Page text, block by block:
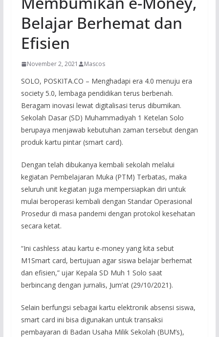
Belajar Berhemat dan
Efisien
November 2, 2021 Mascos
SOLO, POSKITA.CO – Menghadapi era 4.0 menuju era
society 5.0, lembaga pendidikan terus berbenah.
Beragam inovasi lewat digitalisasi terus dibumikan.
Sekolah Dasar (SD) Muhammadiyah 1 Ketelan Solo
berupaya menjawab kebutuhan zaman tersebut dengan
produk kartu pintar (smart card).
Dengan telah dibukanya kembali sekolah melalui
kegiatan Pembelajaran Muka (PTM) Terbatas, maka
seluruh unit kegiatan juga mempersiapkan diri untuk
mulai beroperasi kembali dengan Standar Operasional
Prosedur di masa pandemi dengan protokol kesehatan
secara ketat.
“Ini cashless atau kartu e-money yang kita sebut
M1Smart card, bertujuan agar siswa belajar berhemat
dan efisien,” ujar Kepala SD Muh 1 Solo saat
berbincang dengan jurnalis, Jum’at (29/10/2021).
Selain berfungsi sebagai kartu elektronik absensi siswa,
smart card ini bisa digunakan untuk transaksi
pembayaran di Badan Usaha Milik Sekolah (BUM’s),